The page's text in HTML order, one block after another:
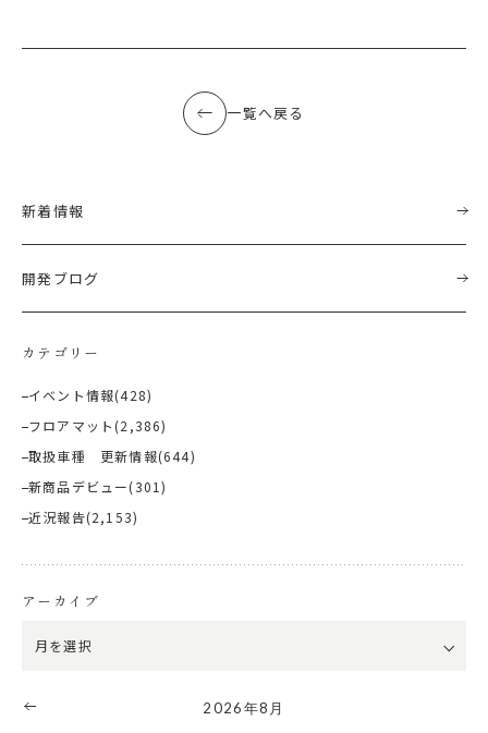
一覧へ戻る
新着情報
開発ブログ
カテゴリー
イベント情報(428)
フロアマット (2,386)
取扱車種 更新情報(644)
新商品デビュー(301)
近況報告(2,153)
アーカイブ
2026年8月